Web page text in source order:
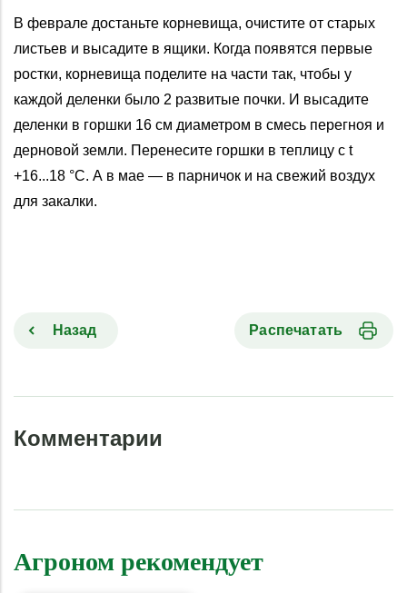
В феврале достаньте корневища, очистите от старых
листьев и высадите в ящики. Когда появятся первые
ростки, корневища поделите на части так, чтобы у
каждой деленки было 2 развитые почки. И высадите
деленки в горшки 16 см диаметром в смесь перегноя и
дерновой земли. Перенесите горшки в теплицу с t
+16...18 °С. А в мае — в парничок и на свежий воздух
для закалки.
Распечатать
Назад
Комментарии
Агроном рекомендует